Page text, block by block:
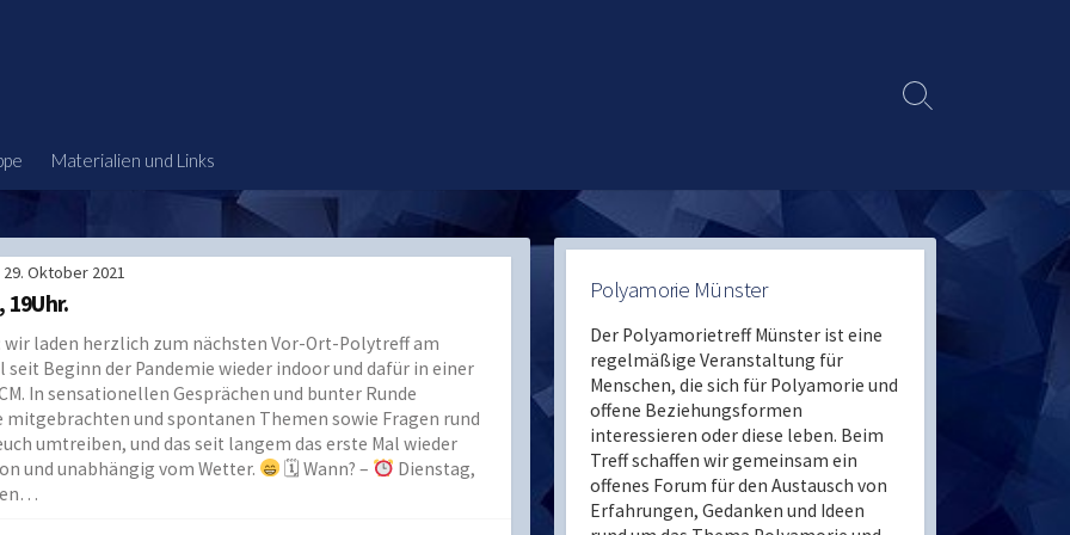
Materialien und Links
Search
29. Oktober 2021
19Uhr.
wir laden herzlich zum nächsten Vor-Ort-Polytreff am
seit Beginn der Pandemie wieder indoor und dafür in einer
In sensationellen Gesprächen und bunter Runde
und spontanen Themen sowie Fragen rund
umtreiben, und das seit langem das erste Mal wieder
und unabhängig vom Wetter.
🗓 Wann? –
Dienstag,
Polyamorie Münster
Der Polyamorietreff Münster ist eine
regelmäßige Veranstaltung für
Menschen, die sich für Polyamorie und
offene Beziehungsformen
interessieren oder diese leben. Beim
Treff schaffen wir gemeinsam ein
offenes Forum für den Austausch von
Erfahrungen, Gedanken und Ideen